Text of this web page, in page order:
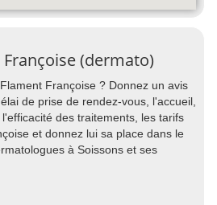
(dermato)
Françoise ? Donnez un avis
de prise de rendez-vous, l'accueil,
des traitements, les tarifs
et donnez lui sa place dans le
à Soissons et ses